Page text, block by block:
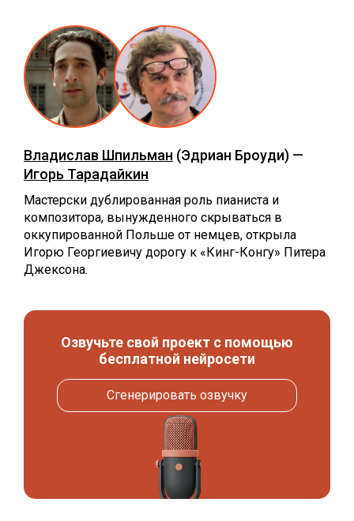
Владислав Шпильман (Эдриан Броуди) —
Игорь Тарадайкин
Мастерски дублированная роль пианиста и
композитора, вынужденного скрываться в
оккупированной Польше от немцев, открыла
Игорю Георгиевичу дорогу к «Кинг-Конгу» Питера
Джексона.
Озвучьте свой проект с помощью
бесплатной нейросети
Сгенерировать озвучку